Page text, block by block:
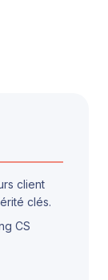
client
clés.
CS